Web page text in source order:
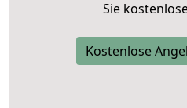
Sie
Kostenlose